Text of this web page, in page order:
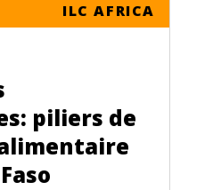
ILC AFRICA
piliers de